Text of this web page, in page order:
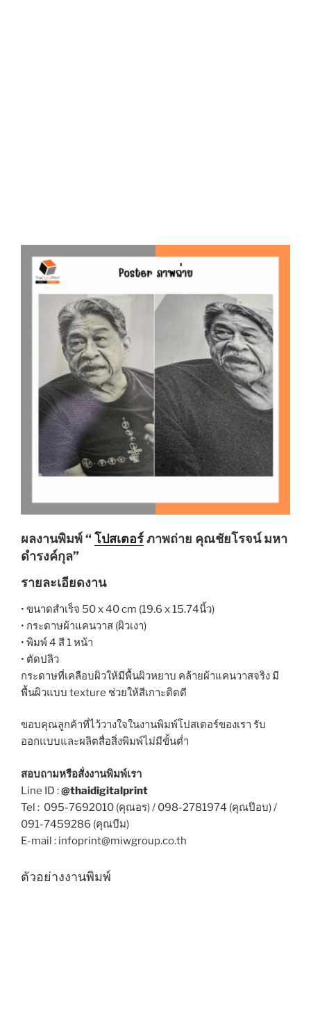
ผลงานพิมพ์ “ โปสเตอร์ภาพถ่าย คุณชัยโรจน์ มหา
ดำรงค์กุล”
รายละเอียดงาน
• ขนาดสำเร็จ 50 x 40 cm (19.6 x 15.74นิ้ว)
• กระดาษผ้าแคนวาส (ผิวเงา)
• พิมพ์ 4 สี 1 หน้า
• ตัดปลิว
กระดาษที่เคลือบผิวให้มีพื้นผิวหยาบ คล้ายผ้าแคนวาสจริง มี
พื้นผิวแบบ texture ช่วยให้สีเกาะติดดี
ขอบคุณลูกค้าที่ไว้วางใจในงานพิมพ์โปสเตอร์ของเรา รับ
ออกแบบและผลิตสื่อสิ่งพิมพ์ไม่มีขั้นต่ำ
สอบถามหรือสั่งงานพิมพ์เรา
Line ID :@thaidigitalprint
Tel : 095-7692010 (คุณอร) / 098-2781974 (คุณป๊อบ) /
091-7459286 (คุณบีม)
E-mail : infoprint@miwgroup.co.th
ตัวอย่างงานพิมพ์